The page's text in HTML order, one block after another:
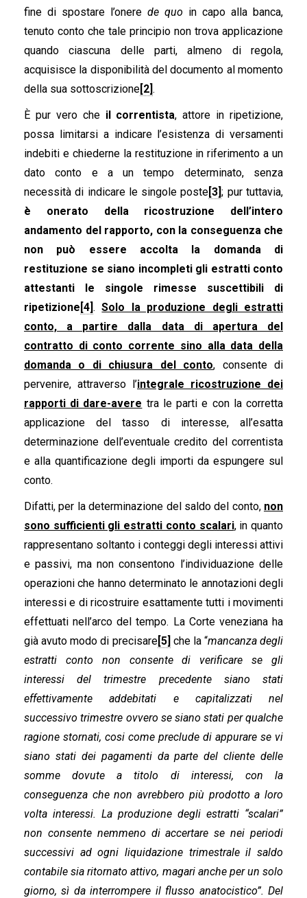
fine di spostare l’onere de quo in capo alla banca,
tenuto conto che tale principio non trova applicazione
quando ciascuna delle parti, almeno di regola,
acquisisce la disponibilità del documento al momento
della sua sottoscrizione[2].
È pur vero che il correntista, attore in ripetizione,
possa limitarsi a indicare l’esistenza di versamenti
indebiti e chiederne la restituzione in riferimento a un
dato conto e a un tempo determinato, senza
necessità di indicare le singole poste[3]; pur tuttavia,
è onerato della ricostruzione dell’intero
andamento del rapporto, con la conseguenza che
non può essere accolta la domanda di
restituzione se siano incompleti gli estratti conto
attestanti le singole rimesse suscettibili di
ripetizione [4].Solo la produzione degli estratti
conto, a partire dalla data di apertura del
contratto di conto corrente sino alla data della
domanda o di chiusura del conto, consente di
pervenire, attraverso l’integrale ricostruzione dei
rapporti di dare-avere tra le parti e con la corretta
applicazione del tasso di interesse, all’esatta
determinazione dell’eventuale credito del correntista
e alla quantificazione degli importi da espungere sul
conto.
Difatti, per la determinazione del saldo del conto, non
sono sufficienti gli estratti conto scalari, in quanto
rappresentano soltanto i conteggi degli interessi attivi
e passivi, ma non consentono l’individuazione delle
operazioni che hanno determinato le annotazioni degli
interessi e di ricostruire esattamente tutti i movimenti
effettuati nell’arco del tempo. La Corte veneziana ha
già avuto modo di precisare[5] che la “mancanza degli
estratti conto non consente di verificare se gli
interessi del trimestre precedente siano stati
effettivamente addebitati e capitalizzati nel
successivo trimestre ovvero se siano stati per qualche
ragione stornati, cosi come preclude di appurare se vi
siano stati dei pagamenti da parte del cliente delle
somme dovute a titolo di interessi, con la
conseguenza che non avrebbero più prodotto a loro
volta interessi. La produzione degli estratti “scalari”
non consente nemmeno di accertare se nei periodi
successivi ad ogni liquidazione trimestrale il saldo
contabile sia ritornato attivo, magari anche per un solo
giorno, sì da interrompere il flusso anatocistico”. Del